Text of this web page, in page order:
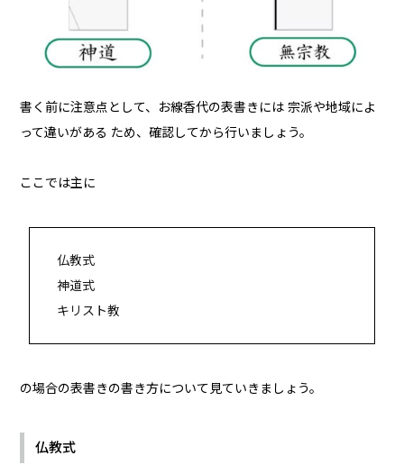
書く前に注意点として、お線香代の表書きには 宗派や地域によ
って違いがある ため、確認してから行いましょう。
ここでは主に
仏教式
神道式
キリスト教
の場合の表書きの書き方について見ていきましょう。
仏教式